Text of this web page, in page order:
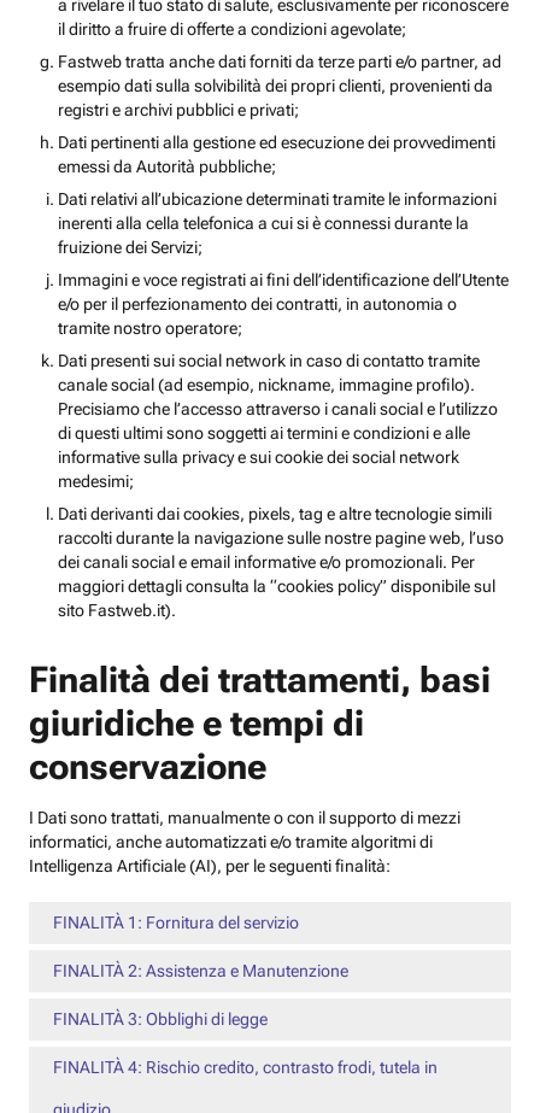
a rivelare il tuo stato di salute, esclusivamente per riconoscere
il diritto a fruire di offerte a condizioni agevolate;
Fastweb tratta anche dati forniti da terze parti e/o partner, ad
esempio dati sulla solvibilità dei propri clienti, provenienti da
registri e archivi pubblici e privati;
Dati pertinenti alla gestione ed esecuzione dei provvedimenti
emessi da Autorità pubbliche;
Dati relativi all’ubicazione determinati tramite le informazioni
inerenti alla cella telefonica a cui si è connessi durante la
fruizione dei Servizi;
Immagini e voce registrati ai fini dell’identificazione dell’Utente
e/o per il perfezionamento dei contratti, in autonomia o
tramite nostro operatore;
Dati presenti sui social network in caso di contatto tramite
canale social (ad esempio, nickname, immagine profilo).
Precisiamo che l’accesso attraverso i canali social e l’utilizzo
di questi ultimi sono soggetti ai termini e condizioni e alle
informative sulla privacy e sui cookie dei social network
medesimi;
Dati derivanti dai cookies, pixels, tag e altre tecnologie simili
raccolti durante la navigazione sulle nostre pagine web, l’uso
dei canali social e email informative e/o promozionali. Per
maggiori dettagli consulta la “cookies policy” disponibile sul
sito Fastweb.it).
Finalità dei trattamenti, basi
giuridiche e tempi di
conservazione
I Dati sono trattati, manualmente o con il supporto di mezzi
informatici, anche automatizzati e/o tramite algoritmi di
Intelligenza Artificiale (AI), per le seguenti finalità:
FINALITÀ 1: Fornitura del servizio
FINALITÀ 2: Assistenza e Manutenzione
FINALITÀ 3: Obblighi di legge
FINALITÀ 4: Rischio credito, contrasto frodi, tutela in